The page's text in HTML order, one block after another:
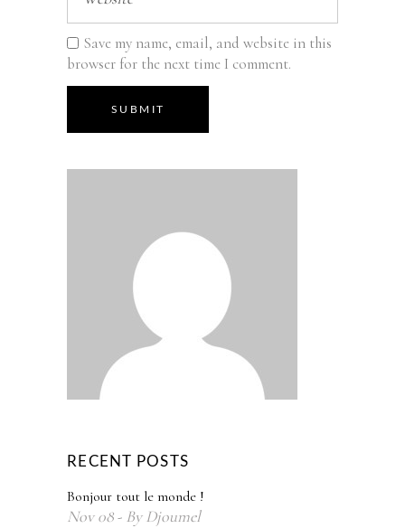
Save my name, email, and website in this
browser for the next time I comment.
SUBMIT
RECENT POSTS
Bonjour tout le monde !
Nov 08 ByDjoumel